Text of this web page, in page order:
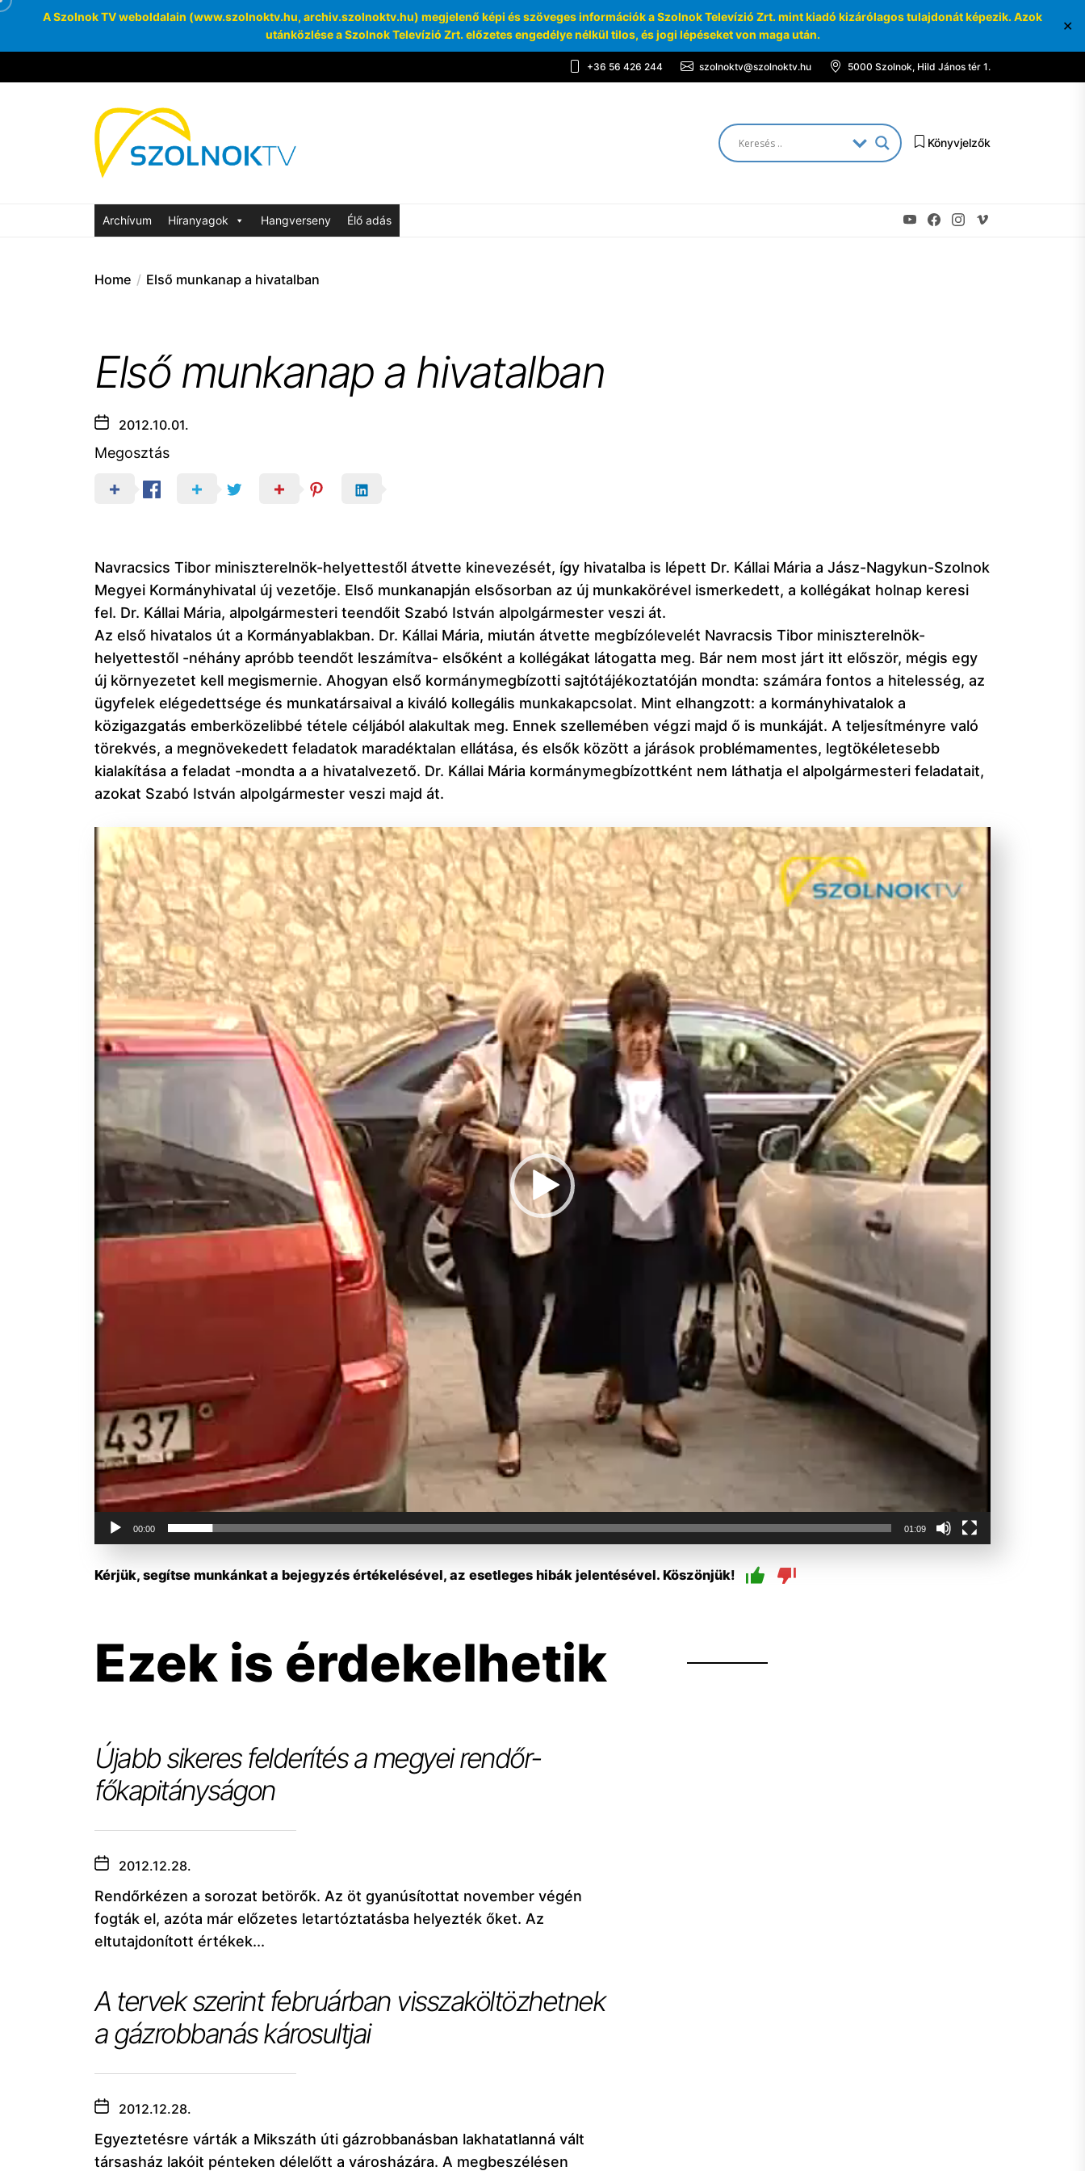
A Szolnok TV weboldalain (www.szolnoktv.hu, archiv.szolnoktv.hu) megjelenő képi és szöveges információk a Szolnok Televízió Zrt. mint kiadó kizárólagos tulajdonát képezik. Azok
utánközlése a Szolnok Televízió Zrt. előzetes engedélye nélkül tilos, és jogi lépéseket von maga után.
✕
to
+36 56 426 244 szolnoktv@szolnoktv.hu 5000 Szolnok, Hild János tér 1.
SzolnokTV Archívum
Könyvjelzők
Archívum Híranyagok Hangverseny Élő adás YoutubeFacebook
Instagram
Vimeo
Home Első munkanap a hivatalban
Első munkanap a hivatalban
2012.10.01.
Megosztás
Navracsics Tibor miniszterelnök-helyettestől átvette kinevezését, így hivatalba is lépett Dr. Kállai Mária a Jász-Nagykun-Szolnok
Megyei Kormányhivatal új vezetője. Első munkanapján elsősorban az új munkakörével ismerkedett, a kollégákat holnap keresi
fel. Dr. Kállai Mária, alpolgármesteri teendőit Szabó István alpolgármester veszi át.
Az első hivatalos út a Kormányablakban. Dr. Kállai Mária, miután átvette megbízólevelét Navracsis Tibor miniszterelnök-
helyettestől -néhány apróbb teendőt leszámítva- elsőként a kollégákat látogatta meg. Bár nem most járt itt először, mégis egy
új környezetet kell megismernie. Ahogyan első kormánymegbízotti sajtótájékoztatóján mondta: számára fontos a hitelesség, az
ügyfelek elégedettsége és munkatársaival a kiváló kollegális munkakapcsolat. Mint elhangzott: a kormányhivatalok a
közigazgatás emberközelibbé tétele céljából alakultak meg. Ennek szellemében végzi majd ő is munkáját. A teljesítményre való
törekvés, a megnövekedett feladatok maradéktalan ellátása, és elsők között a járások problémamentes, legtökéletesebb
kialakítása a feladat -mondta a a hivatalvezető. Dr. Kállai Mária kormánymegbízottként nem láthatja el alpolgármesteri feladatait,
azokat Szabó István alpolgármester veszi majd át.
Videólejátszó
00:00 01:09
Kérjük, segítse munkánkat a bejegyzés értékelésével, az esetleges hibák jelentésével. Köszönjük!
Ezek is érdekelhetik
Újabb sikeres felderítés a megyei rendőr-
főkapitányságon
2012.12.28.
Rendőrkézen a sorozat betörők. Az öt gyanúsítottat november végén
fogták el, azóta már előzetes letartóztatásba helyezték őket. Az
eltutajdonított értékek...
A tervek szerint februárban visszaköltözhetnek
a gázrobbanás károsultjai
2012.12.28.
Egyeztetésre várták a Mikszáth úti gázrobbanásban lakhatatlanná vált
társasház lakóit pénteken délelőtt a városházára. A megbeszélésen